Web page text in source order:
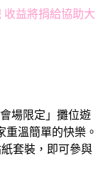
收益將捐給協助大
場限定」攤位遊
重溫簡單的快樂。
套裝，即可參與